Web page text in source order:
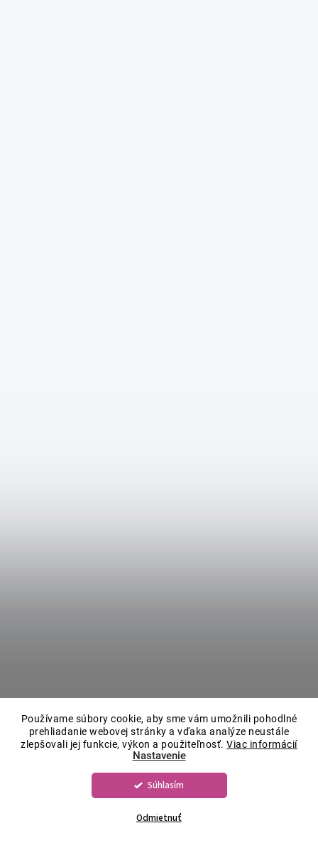
Používame súbory cookie, aby sme vám umožnili pohodlné
prehliadanie webovej stránky a vďaka analýze neustále
zlepšovali jej funkcie, výkon a použiteľnosť.Viac informácií
Nastavenie
Odmietnuť
Súhlasím